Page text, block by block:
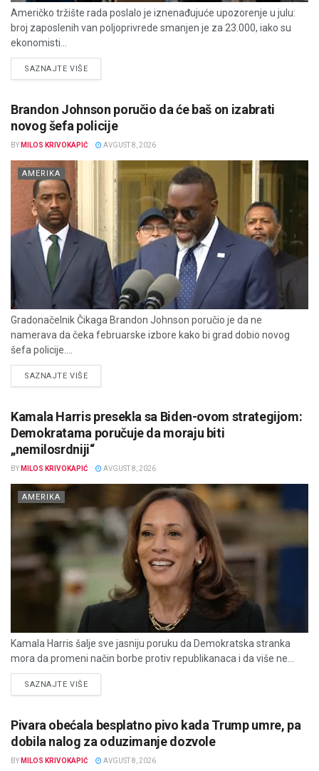
Američko tržište rada poslalo je iznenađujuće upozorenje u julu:
broj zaposlenih van poljoprivrede smanjen je za 23.000, iako su
ekonomisti...
SAZNAJTE VIŠEDETAILS
Brandon Johnson poručio da će baš on izabrati
novog šefa policije
BY MILOS KRIVOKAPIĆ AVGUST 8, 2026
AMERIKA
Gradonačelnik Čikaga Brandon Johnson poručio je da ne
namerava da čeka februarske izbore kako bi grad dobio novog
šefa policije....
SAZNAJTE VIŠEDETAILS
Kamala Harris presekla sa Biden-ovom strategijom:
Demokratama poručuje da moraju biti
„nemilosrdniji“
BY MILOS KRIVOKAPIĆ AVGUST 8, 2026
AMERIKA
Kamala Harris šalje sve jasniju poruku da Demokratska stranka
mora da promeni način borbe protiv republikanaca i da više ne...
SAZNAJTE VIŠEDETAILS
Pivara obećala besplatno pivo kada Trump umre, pa
dobila nalog za oduzimanje dozvole
BY MILOS KRIVOKAPIĆ AVGUST 8, 2026